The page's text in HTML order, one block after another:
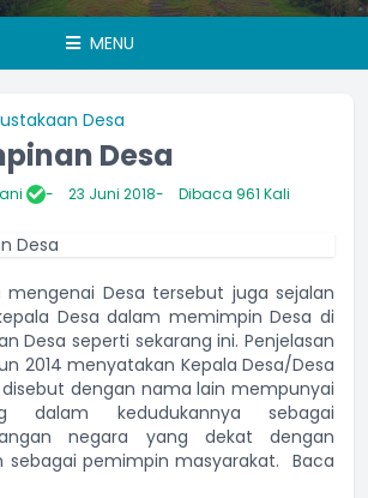
MENU
Desa
Desa
23 Juni 2018 Dibaca 961 Kali
mengenai Desa tersebut juga sejalan
Desa dalam memimpin Desa di
Desa seperti sekarang ini. Penjelasan
2014 menyatakan Kepala Desa/Desa
dengan nama lain mempunyai
dalam kedudukannya sebagai
negara yang dekat dengan
sebagai pemimpin masyarakat. Baca